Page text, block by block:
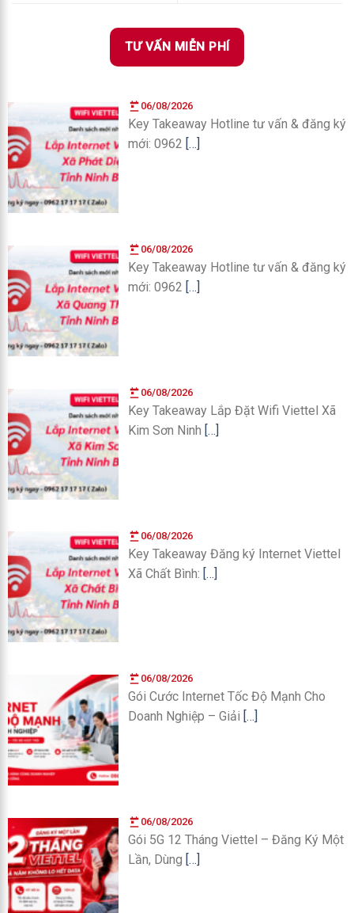
06/08/2026
Key Takeaway Hotline tư vấn & đăng ký
mới: 0962 […]
06/08/2026
Key Takeaway Hotline tư vấn & đăng ký
mới: 0962 […]
06/08/2026
Key Takeaway Lắp Đặt Wifi Viettel Xã
Kim Sơn Ninh […]
06/08/2026
Key Takeaway Đăng ký Internet Viettel
Xã Chất Bình: […]
06/08/2026
Gói Cước Internet Tốc Độ Mạnh Cho
Doanh Nghiệp – Giải […]
06/08/2026
Gói 5G 12 Tháng Viettel – Đăng Ký Một
Lần, Dùng […]
TƯ VẤN MIỄN PHÍ